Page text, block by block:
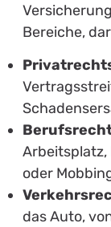
Bereiche,
Arbeitsplatz,
oder
das Auto,